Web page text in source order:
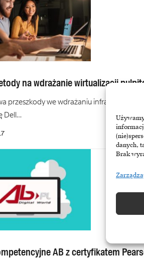
danych,
Brak
na wdrażanie wirtualizacji
przeszkody we wdrażaniu infrastruktury
Dell…
AB z certyfikatem